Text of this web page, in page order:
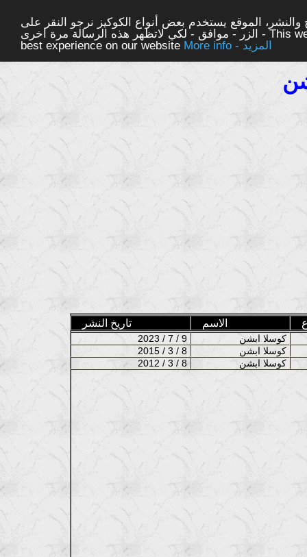
الموقع يستخدم بعض أنواع الكوكيز نرجو النقر على
الزر - موافق - لكي لاتظهر هذه الرسالة مرة اخرى - This website uses cookies to ensure you get the
best experience on our website
More info - المزيد
تاريخ النشر الاسم
2023 / 7 / 9
كوسلا ابشن
2015 / 3 / 8
كوسلا ابشن
2012 / 3 / 8
كوسلا ابشن